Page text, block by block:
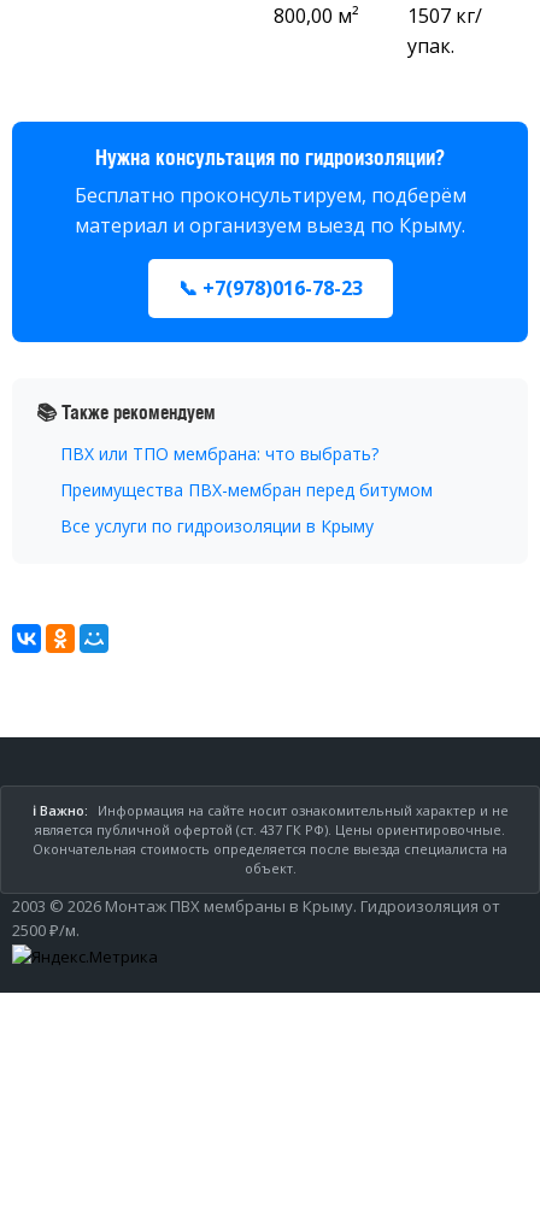
800,00 м²
1507 кг/
упак.
Нужна консультация по гидроизоляции?
Бесплатно проконсультируем, подберём
материал и организуем выезд по Крыму.
📞 +7(978)016-78-23
📚 Также рекомендуем
ПВХ или ТПО мембрана: что выбрать?
Преимущества ПВХ-мембран перед битумом
Все услуги по гидроизоляции в Крыму
ℹ️ Важно:
Информация на сайте носит ознакомительный характер и не
является публичной офертой (ст. 437 ГК РФ). Цены ориентировочные.
Окончательная стоимость определяется после выезда специалиста на
объект.
2003 © 2026 Монтаж ПВХ мембраны в Крыму. Гидроизоляция от
2500 ₽/м.